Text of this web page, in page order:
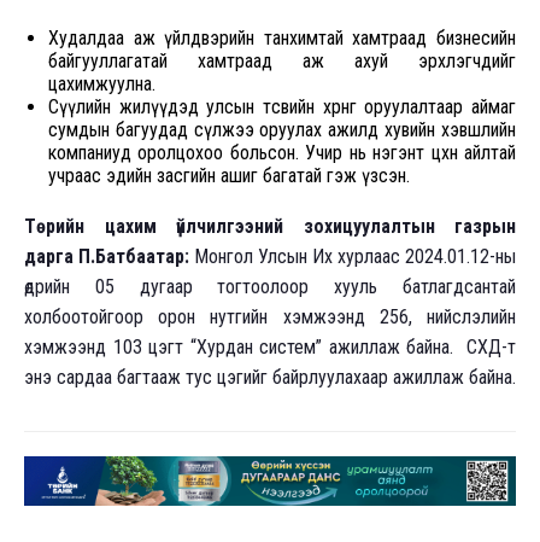
Худалдаа аж үйлдвэрийн танхимтай хамтраад бизнесийн
байгууллагатай хамтраад аж ахуй эрхлэгчдийг
цахимжуулна.
Сүүлийн жилүүдэд улсын төсвийн хөрөнгө оруулалтаар аймаг
сумдын багуудад сүлжээ оруулах ажилд хувийн хэвшлийн
компаниуд оролцохоо больсон. Учир нь нэгэнт цөөхөн айлтай
учраас эдийн засгийн ашиг багатай гэж үзсэн.
Төрийн цахим үйлчилгээний зохицуулалтын газрын
дарга П.Батбаатар: Монгол Улсын Их хурлаас 2024.01.12-ны
өдрийн 05 дугаар тогтоолоор хууль батлагдсантай
холбоотойгоор орон нутгийн хэмжээнд 256, нийслэлийн
хэмжээнд 103 цэгт “Хурдан систем” ажиллаж байна. СХД-т
энэ сардаа багтааж тус цэгийг байрлуулахаар ажиллаж байна.